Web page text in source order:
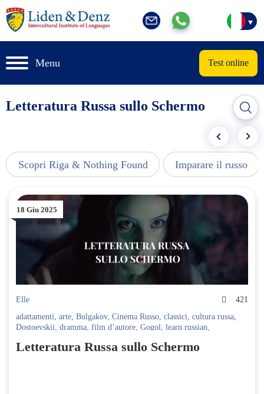
Menu Test online
Letteratura Russa sullo Schermo
Scopri Riga & Nothing Found Imparare il russo
18 Giu 2025
Elle
421
adattamenti, arte, Bulgakov, Cinema Russo, classici, cultura russa,
Dostoevskij, dramma, film d’autore, Gogol, learn russian,
Tolstoj
Letteratura Russa sullo Schermo